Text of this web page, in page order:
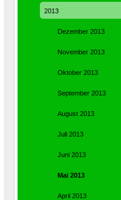
2013
Dezember 2013
November 2013
Oktober 2013
September 2013
August 2013
Juli 2013
Juni 2013
Mai 2013
April 2013